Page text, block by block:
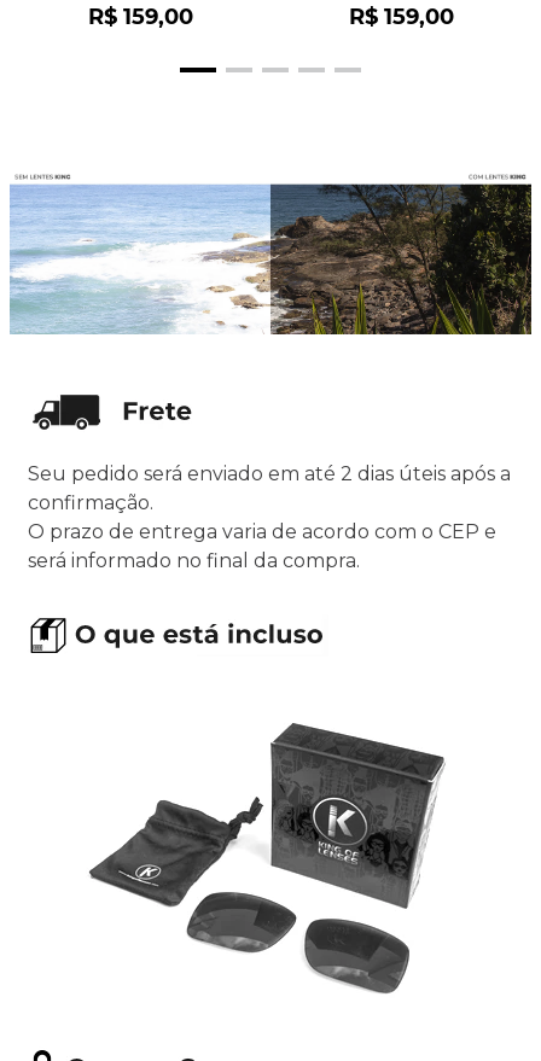
OO9102
R$ 159,00 R$ 159,00
Seu pedido será enviado em até 2 dias úteis após a
confirmação.
O prazo de entrega varia de acordo com o CEP e
será informado no final da compra.